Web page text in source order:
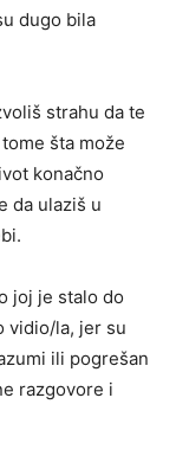
dugo bila
strahu da te
šta može
konačno
da ulaziš u
joj je stalo do
vidio/la, jer su
ili pogrešan
razgovore i